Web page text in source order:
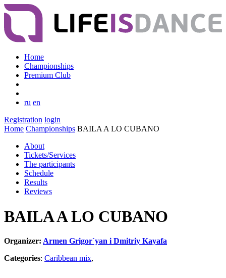
Home
Championships
Premium Club
ru en
Registration login
Home Championships BAILA A LO CUBANO
About
Tickets/Services
The participants
Schedule
Results
Reviews
BAILA A LO CUBANO
Organizer: Armen Grigor`yan i Dmitriy Kayafa
Categories: Caribbean mix,